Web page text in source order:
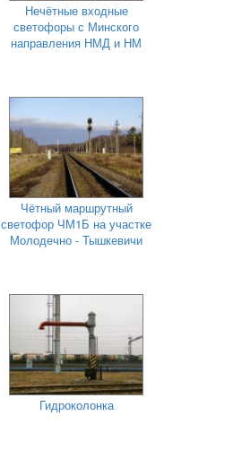
Нечётные входные
светофоры с Минского
направления НМД и НМ
Чётный маршрутный
светофор ЧМ1Б на участке
Молодечно - Тышкевичи
Гидроколонка